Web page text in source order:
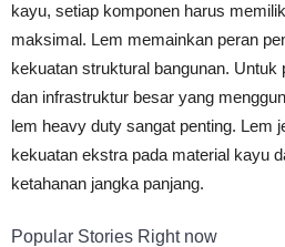
Vinyl
kayu, setiap komponen harus
maksimal. Lem memainkan peran
kekuatan struktural bangunan.
dan infrastruktur besar yang
lem heavy duty sangat penting. Lem
kekuatan ekstra pada material kayu
ketahanan jangka panjang.
Popular Stories Right now